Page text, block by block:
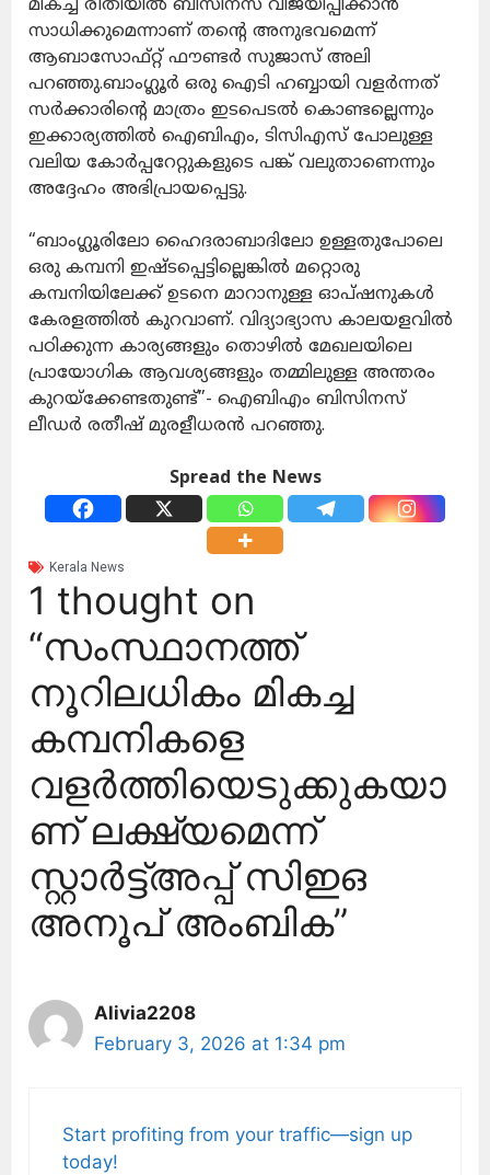
മികച്ച രീതിയിൽ ബിസിനസ് വിജയിപ്പിക്കാൻ
സാധിക്കുമെന്നാണ് തന്റെ അനുഭവമെന്ന്
ആബാസോഫ്റ്റ് ഫൗണ്ടർ സുജാസ് അലി
പറഞ്ഞു.ബാംഗ്ലൂർ ഒരു ഐടി ഹബ്ബായി വളർന്നത്
സർക്കാരിന്റെ മാത്രം ഇടപെടൽ കൊണ്ടല്ലെന്നും
ഇക്കാര്യത്തിൽ ഐബിഎം, ടിസിഎസ് പോലുള്ള
വലിയ കോർപ്പറേറ്റുകളുടെ പങ്ക് വലുതാണെന്നും
അദ്ദേഹം അഭിപ്രായപ്പെട്ടു.
“ബാംഗ്ലൂരിലോ ഹൈദരാബാദിലോ ഉള്ളതുപോലെ
ഒരു കമ്പനി ഇഷ്ടപ്പെട്ടില്ലെങ്കിൽ മറ്റൊരു
കമ്പനിയിലേക്ക് ഉടനെ മാറാനുള്ള ഓപ്ഷനുകൾ
കേരളത്തിൽ കുറവാണ്. വിദ്യാഭ്യാസ കാലയളവിൽ
പഠിക്കുന്ന കാര്യങ്ങളും തൊഴിൽ മേഖലയിലെ
പ്രായോഗിക ആവശ്യങ്ങളും തമ്മിലുള്ള അന്തരം
കുറയ്ക്കേണ്ടതുണ്ട്”- ഐബിഎം ബിസിനസ്
ലീഡർ രതീഷ് മുരളീധരൻ പറഞ്ഞു.
Spread the News
Kerala News
1 thought on
“സംസ്ഥാനത്ത്
നൂറിലധികം മികച്ച
കമ്പനികളെ
വളർത്തിയെടുക്കുകയാ
ണ് ലക്ഷ്യമെന്ന്
സ്റ്റാർട്ട്അപ്പ് സിഇഒ
അനൂപ് അംബിക”
Alivia2208
February 3, 2026 at 1:34 pm
Start profiting from your traffic—sign up
today!